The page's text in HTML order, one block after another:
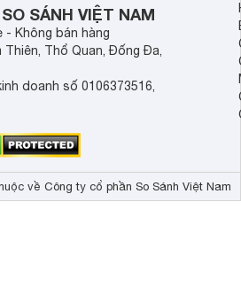
SÁNH VIỆT NAM
- Không bán hàng
Thiên, Thổ Quan, Đống Đa,
doanh số 0106373516,
về Công ty cổ phần So Sánh Việt Nam